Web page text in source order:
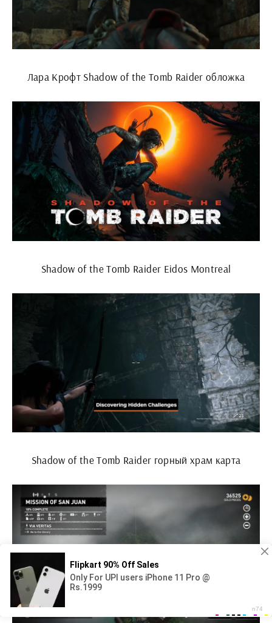
Лара Крофт Shadow of the Tomb Raider обложка
Shadow of the Tomb Raider Eidos Montreal
Shadow of the Tomb Raider горный храм карта